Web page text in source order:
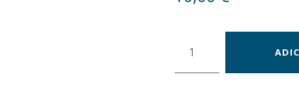
Quantidade de Caderno A5 "Cauda de cachalote"